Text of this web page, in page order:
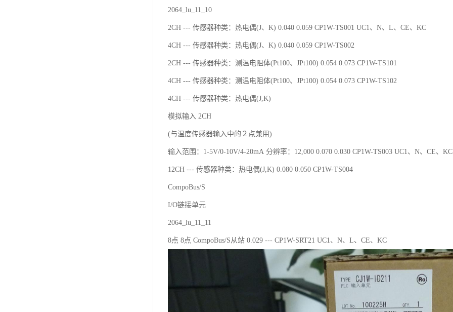
2064_lu_11_10
2CH --- 传感器种类：热电偶(J、K) 0.040 0.059 CP1W-TS001 UC1、N、L、CE、KC
4CH --- 传感器种类：热电偶(J、K) 0.040 0.059 CP1W-TS002
2CH --- 传感器种类：测温电阻体(Pt100、JPt100) 0.054 0.073 CP1W-TS101
4CH --- 传感器种类：测温电阻体(Pt100、JPt100) 0.054 0.073 CP1W-TS102
4CH --- 传感器种类：热电偶(J,K)
模拟输入 2CH
(与温度传感器输入中的２点兼用)
输入范围：1-5V/0-10V/4-20mA 分辨率：12,000 0.070 0.030 CP1W-TS003 UC1、N、CE、KC
12CH --- 传感器种类：热电偶(J,K) 0.080 0.050 CP1W-TS004
CompoBus/S
I/O链接单元
2064_lu_11_11
8点 8点 CompoBus/S从站 0.029 --- CP1W-SRT21 UC1、N、L、CE、KC